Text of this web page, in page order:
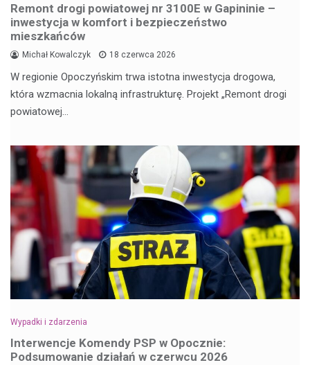
Remont drogi powiatowej nr 3100E w Gapininie –
inwestycja w komfort i bezpieczeństwo
mieszkańców
Michał Kowalczyk 18 czerwca 2026
W regionie Opoczyńskim trwa istotna inwestycja drogowa,
która wzmacnia lokalną infrastrukturę. Projekt „Remont drogi
powiatowej…
Wypadki i zdarzenia
Interwencje Komendy PSP w Opocznie:
Podsumowanie działań w czerwcu 2026